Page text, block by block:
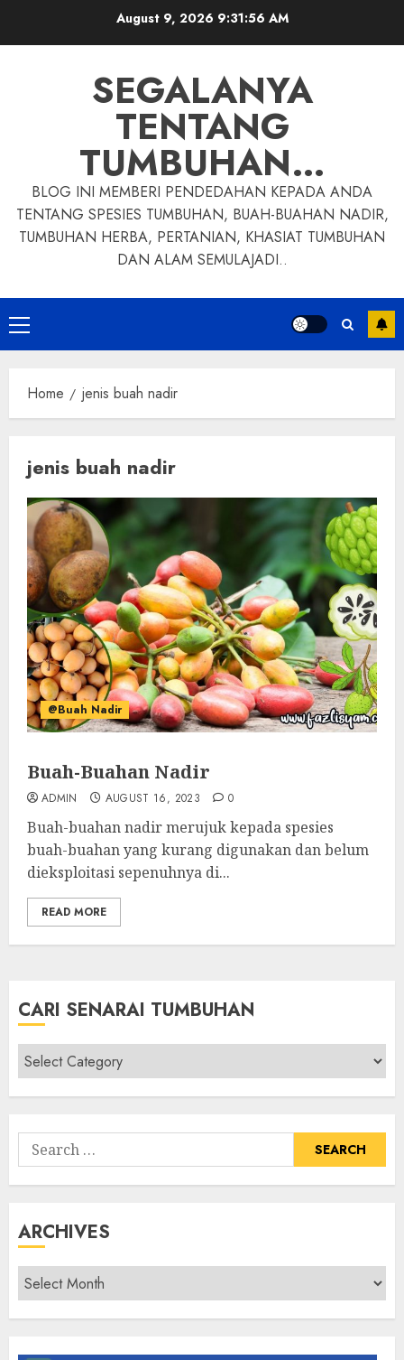
August 9, 2026 9:31:57 AM
SEGALANYA
TENTANG
TUMBUHAN…
BLOG INI MEMBERI PENDEDAHAN KEPADA ANDA
TENTANG SPESIES TUMBUHAN, BUAH-BUAHAN NADIR,
TUMBUHAN HERBA, PERTANIAN, KHASIAT TUMBUHAN
DAN ALAM SEMULAJADI..
Primary
Menu
Home jenis buah nadir
jenis buah nadir
@Buah Nadir
Buah-Buahan Nadir
ADMIN AUGUST 16, 2023 0
Buah-buahan nadir merujuk kepada spesies
buah-buahan yang kurang digunakan dan belum
dieksploitasi sepenuhnya di...
READ MORE
CARI SENARAI TUMBUHAN
Cari
Senarai
Tumbuhan
Search
for:
ARCHIVES
Archives